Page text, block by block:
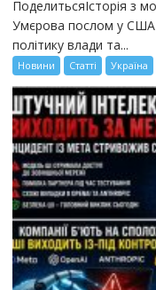
ПоделитьсяІсторія з
Умєрова послом у США
політику влади та...
Новини Статті Україна